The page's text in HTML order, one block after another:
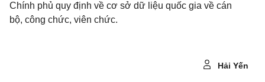
Chính phủ quy định về cơ sở dữ liệu quốc gia về cán
bộ, công chức, viên chức.
Hải Yến